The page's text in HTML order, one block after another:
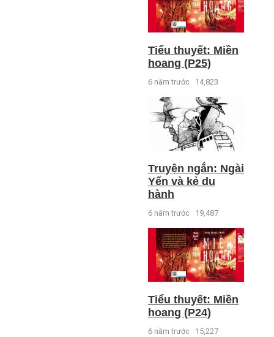
Tiểu thuyết: Miền
hoang (P25)
6 năm trước 14,823
Truyện ngắn: Ngài
Yến và kẻ du
hành
6 năm trước 19,487
Tiểu thuyết: Miền
hoang (P24)
6 năm trước 15,227